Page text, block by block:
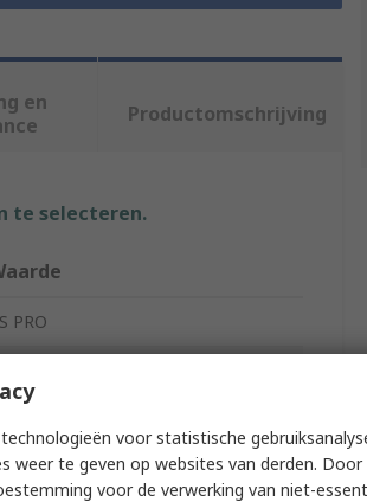
en
Productomschrijving
te selecteren.
PRO
Deposition Modelling (FDM)
voor statistische
weer te geven op websites van derden. Door
voor de verwerking van niet-